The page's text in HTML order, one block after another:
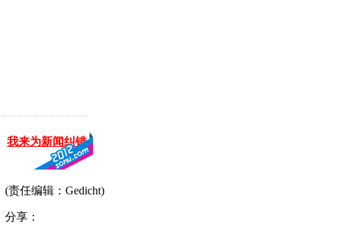
我来为新闻纠错
(责任编辑：Gedicht)
分享：